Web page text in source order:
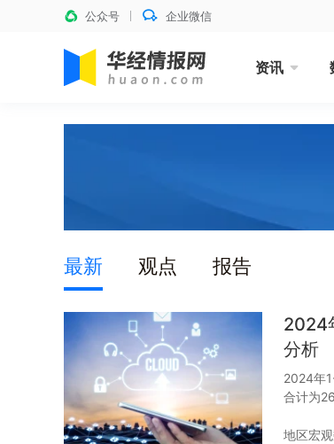
公众号 企业微信
资讯
最新 观点 报告
2024
分析
2024年
合计为
地区宏